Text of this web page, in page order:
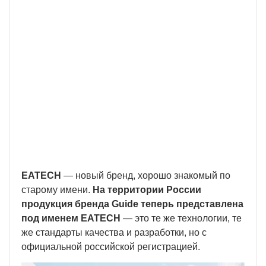
EATECH — новый бренд, хорошо знакомый по
старому имени. На территории России
продукция бренда Guide теперь представлена
под именем EATECH — это те же технологии, те
же стандарты качества и разработки, но с
официальной российской регистрацией.